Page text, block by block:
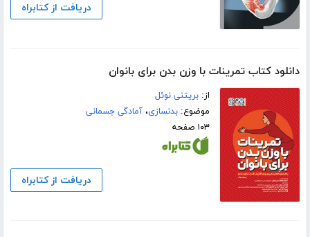
دریافت از کتابراه
دانلود کتاب تمرینات با وزن بدن برای بانوان
از:بریتنی نوئل
موضوع:بدنسازی،آمادگی جسمانی
۱۰۳ صفحه
دریافت از کتابراه